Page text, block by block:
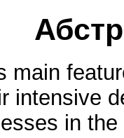
main
intensive
in